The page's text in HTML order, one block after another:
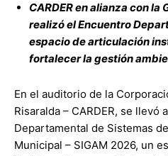
CARDER en alianza con
realizó el Encuentro
espacio de articulación
fortalecer la gestión
En el auditorio de la
Risaralda – CARDER, se llevó
Departamental de Sistemas
Municipal – SIGAM 2026, un